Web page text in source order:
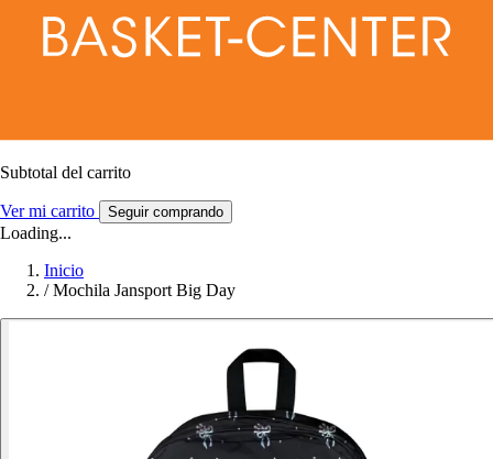
Subtotal del carrito
Ver mi carrito Seguir comprando
Loading...
Inicio
/ Mochila Jansport Big Day